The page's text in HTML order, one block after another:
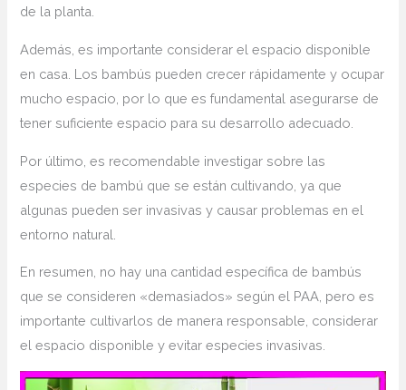
de la planta.
Además, es importante considerar el espacio disponible
en casa. Los bambús‌ pueden crecer rápidamente y ocupar
mucho espacio, por lo que es fundamental asegurarse de
tener suficiente espacio para su desarrollo adecuado.
Por último, es recomendable⁣ investigar ​sobre las
especies de bambú ⁣que se están cultivando, ⁤ya que
algunas pueden ser invasivas y causar problemas en⁢ el
entorno natural.
En ‍resumen, no hay una cantidad específica de bambús
que se consideren «demasiados» ⁤según el PAA, pero es⁢
importante​ cultivarlos de ‌manera ⁤responsable, considerar
el espacio disponible y evitar especies invasivas.